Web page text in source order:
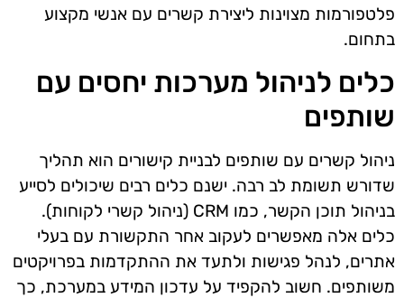
פלטפורמות מצוינות ליצירת קשרים עם אנשי מקצוע
בתחום.
כלים לניהול מערכות יחסים עם
שותפים
ניהול קשרים עם שותפים לבניית קישורים הוא תהליך
שדורש תשומת לב רבה. ישנם כלים רבים שיכולים לסייע
בניהול תוכן הקשר, כמו CRM (ניהול קשרי לקוחות).
כלים אלה מאפשרים לעקוב אחר התקשורת עם בעלי
אתרים, לנהל פגישות ולתעד את ההתקדמות בפרויקטים
משותפים. חשוב להקפיד על עדכון המידע במערכת, כך